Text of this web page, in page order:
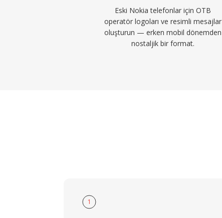
Eski Nokia telefonlar için OTB
operatör logoları ve resimli mesajlar
oluşturun — erken mobil dönemden
nostaljik bir format.
1